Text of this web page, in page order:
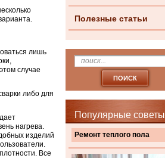
Полезные статьи
Популярные советы
Ремонт теплого пола
лишь
случае
либо для
нагрева.
изделий
Все